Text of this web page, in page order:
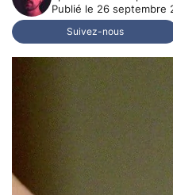
Publié le 26 septembre
Suivez-nous